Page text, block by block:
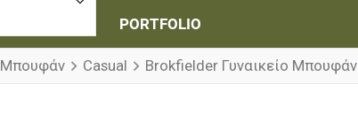
PORTFOLIO
Μπουφάν Casual Brokfielder Γυναικείο Μπουφάν